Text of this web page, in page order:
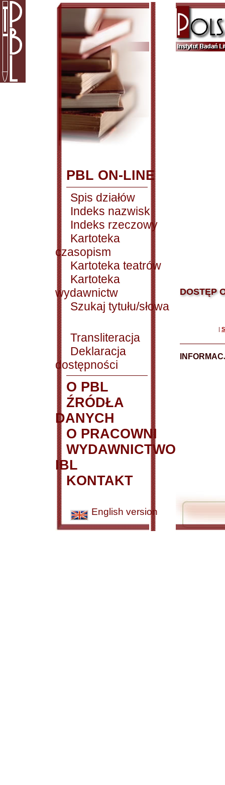
PBL ON-LINE
Spis działów
Indeks nazwisk
Indeks rzeczowy
Kartoteka
czasopism
Kartoteka teatrów
Kartoteka
wydawnictw
Szukaj tytułu/słowa
Transliteracja
Deklaracja
dostępności
O PBL
ŹRÓDŁA
DANYCH
O PRACOWNI
WYDAWNICTWO
IBL
KONTAKT
English version
DOSTĘP
|